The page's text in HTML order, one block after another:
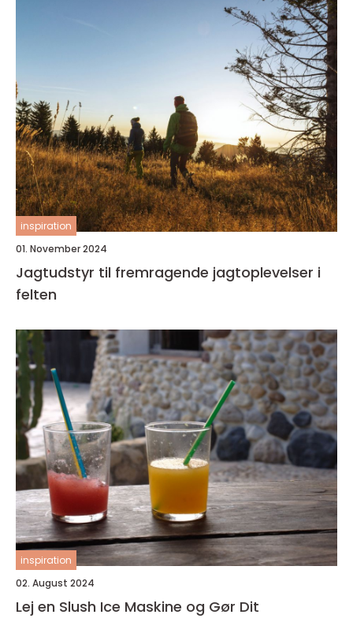
inspiration
01. November 2024
Jagtudstyr til fremragende jagtoplevelser i
felten
inspiration
02. August 2024
Lej en Slush Ice Maskine og Gør Dit